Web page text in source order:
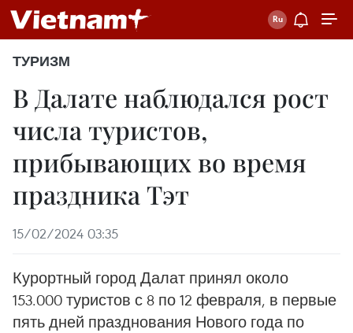
ТУРИЗМ
В Далате наблюдался рост
числа туристов,
прибывающих во время
праздника Тэт
15/02/2024 03:35
Курортный город Далат принял около
153.000 туристов с 8 по 12 февраля, в первые
пять дней празднования Нового года по